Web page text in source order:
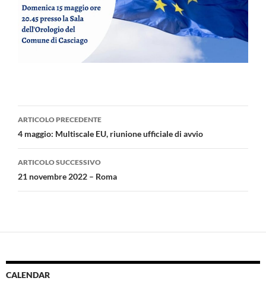
Navigazione
articolo
ARTICOLO PRECEDENTE
4 maggio: Multiscale EU, riunione ufficiale di avvio
ARTICOLO SUCCESSIVO
21 novembre 2022 – Roma
CALENDAR